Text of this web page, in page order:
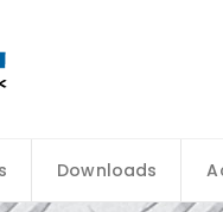
Downloads